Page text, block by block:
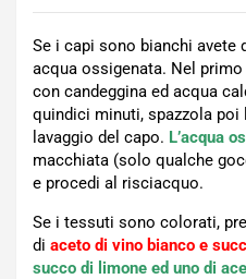
Se i capi sono bianchi avete
acqua ossigenata. Nel
con candeggina ed acqua
quindici minuti, spazzola poi
lavaggio del capo. L’acqua
macchiata (solo qualche
e procedi al risciacquo.
Se i tessuti sono colorati,
di aceto di vino bianco e
succo di limone ed uno di